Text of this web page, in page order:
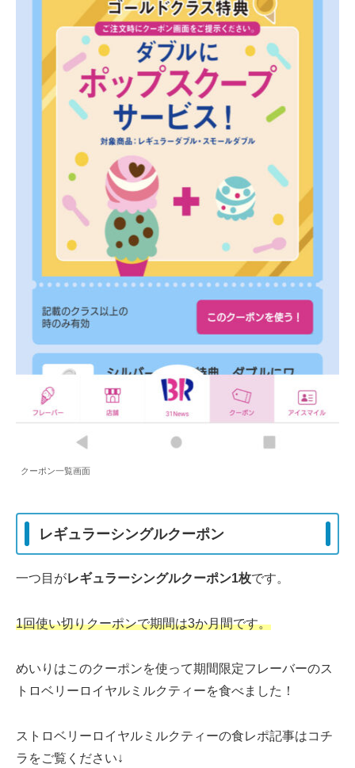
クーポン一覧画面
レギュラーシングルクーポン
一つ目がレギュラーシングルクーポン1枚です。
1回使い切りクーポンで期間は3か月間です。
めいりはこのクーポンを使って期間限定フレーバーのス
トロベリーロイヤルミルクティーを食べました！
ストロベリーロイヤルミルクティーの食レポ記事はコチ
ラをご覧ください↓